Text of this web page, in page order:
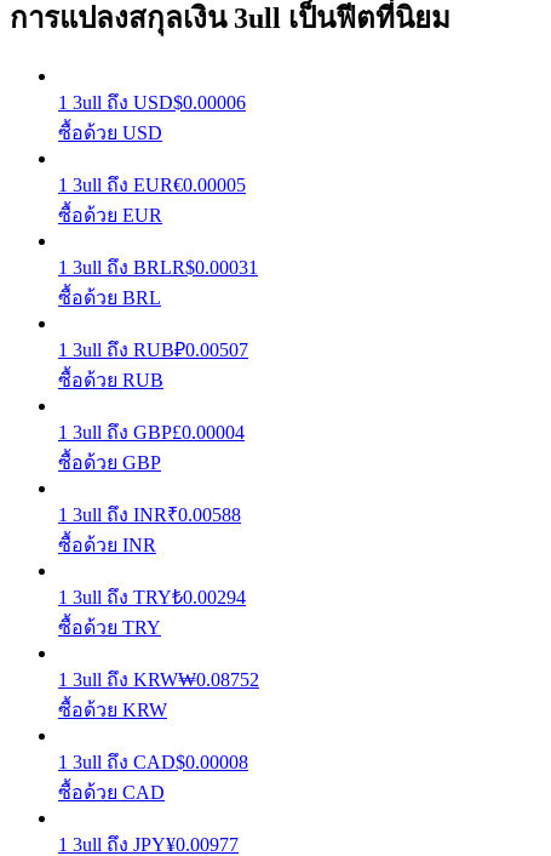
กลยุทธ์การซื้อขาย
เรียนรู้วิธีการรักษาผลกำไร
พาวเวอร์พิกกี้
รับรางวัลการแข่งขันทุกวัน
การแปลงสกุลเงิน 3ull เป็นฟีตที่นิยม
1 3ull ถึง USD$0.00006
ซื้อด้วย USD
1 3ull ถึง EUR€0.00005
ซื้อด้วย EUR
1 3ull ถึง BRLR$0.00031
ซื้อด้วย BRL
1 3ull ถึง RUB₽0.00507
ซื้อด้วย RUB
1 3ull ถึง GBP£0.00004
ซื้อด้วย GBP
1 3ull ถึง INR₹0.00588
ซื้อด้วย INR
1 3ull ถึง TRY₺0.00294
ซื้อด้วย TRY
1 3ull ถึง KRW₩0.08752
ซื้อด้วย KRW
1 3ull ถึง CAD$0.00008
ซื้อด้วย CAD
1 3ull ถึง JPY¥0.00977